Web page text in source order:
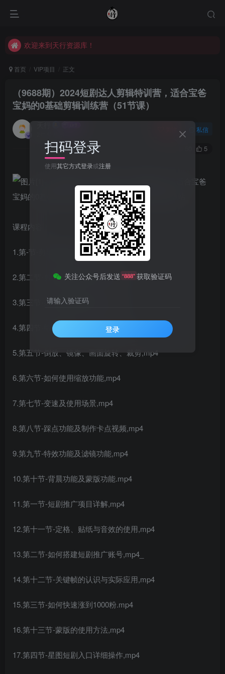
欢迎来到天行资源库！
首页 VIP项目 正文
（9688期）2024短剧达人剪辑特训营，适合宝爸
宝妈的0基础剪辑训练营（51节课）
私信
5
课程内容：
1.第-节-剪辑课程整体介绍,mp4
2.第二节-剪辑的基础操作界面,mp4
3.第三节-如何给视频添加音乐,mp4
4.第四节-给视频添加文字及字幕,mp4
5.第五节-倒放、镜像、画面旋转、裁剪,mp4
6.第六节-如何使用缩放功能,mp4
7.第七节-变速及使用场景,mp4
8.第八节-踩点功能及制作卡点视频,mp4
9.第九节-特效功能及滤镜功能,mp4
10.第十节-背晨功能及蒙版功能.mp4
11.第一节-短剧推广项目详解,mp4
12.第十一节-定格、贴纸与音效的使用,mp4
13.第二节-如何搭建短剧推广账号,mp4_
14.第十二节-关键帧的认识与实际应用,mp4
15.第三节-如何快速涨到1000粉.mp4
16.第十三节-蒙版的使用方法,mp4
17.第四节-星图短剧入口详细操作,mp4
扫码登录
使用其它方式登录或注册
关注公众号后发送 “888” 获取验证码
请输入验证码
登录